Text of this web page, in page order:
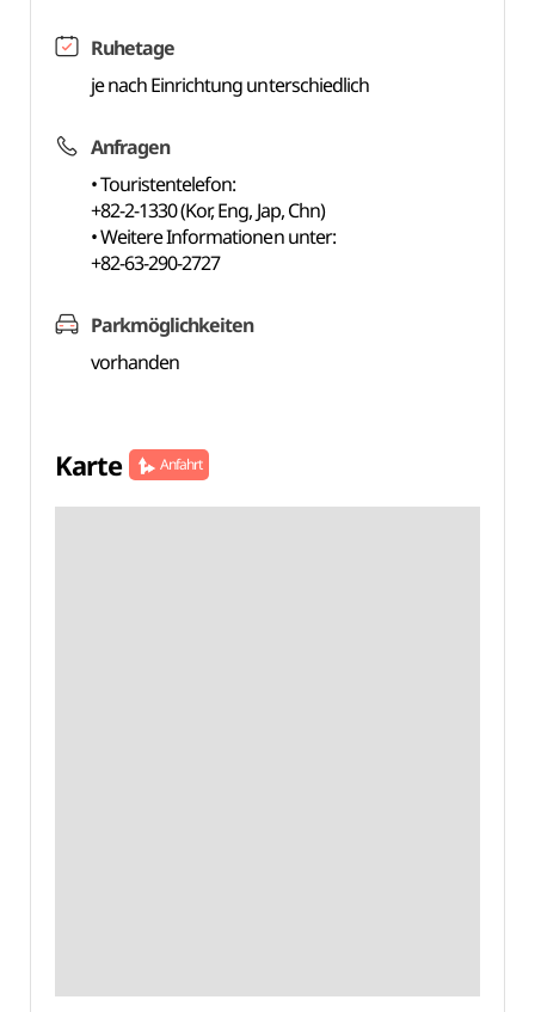
Ruhetage
je nach Einrichtung unterschiedlich
Anfragen
• Touristentelefon:
+82-2-1330 (Kor, Eng, Jap, Chn)
• Weitere Informationen unter:
+82-63-290-2727
Parkmöglichkeiten
vorhanden
Karte Anfahrt